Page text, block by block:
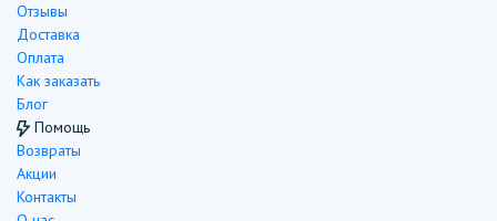
Отзывы
Доставка
Оплата
Как заказать
Блог
Помощь
Возвраты
Акции
Контакты